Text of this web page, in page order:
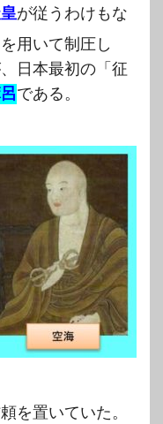
が従うわけもな
用いて制圧し
日本最初の「征
である。
を置いていた。